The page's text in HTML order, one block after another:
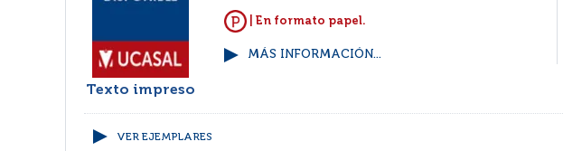
Texto impreso
| En formato papel.
MÁS INFORMACIÓN...
VER EJEMPLARES